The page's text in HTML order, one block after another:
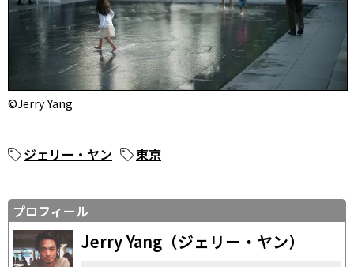
©Jerry Yang
ジェリー・ヤン 東京
プロフィール
Jerry Yang（ジェリー・ヤン）